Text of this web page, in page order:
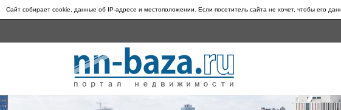
Сайт собирает cookie, данные об IP-адресе и местоположении. Если посетитель сайта не хочет, чтобы его